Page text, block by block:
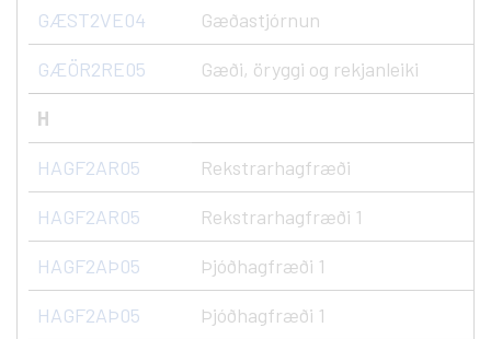
GÆST2VE04 Gæðastjórnun
GÆÖR2RE05 Gæði, öryggi og rekjanleiki
H
HAGF2AR05 Rekstrarhagfræði
HAGF2AR05 Rekstrarhagfræði 1
HAGF2AÞ05 Þjóðhagfræði 1
HAGF2AÞ05 Þjóðhagfræði 1